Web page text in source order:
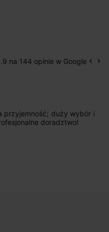
na 144 opinie w Google keyboard_arrow_left keyboard_arrow_right
przyjemność; duży wybór i
doradztwo!